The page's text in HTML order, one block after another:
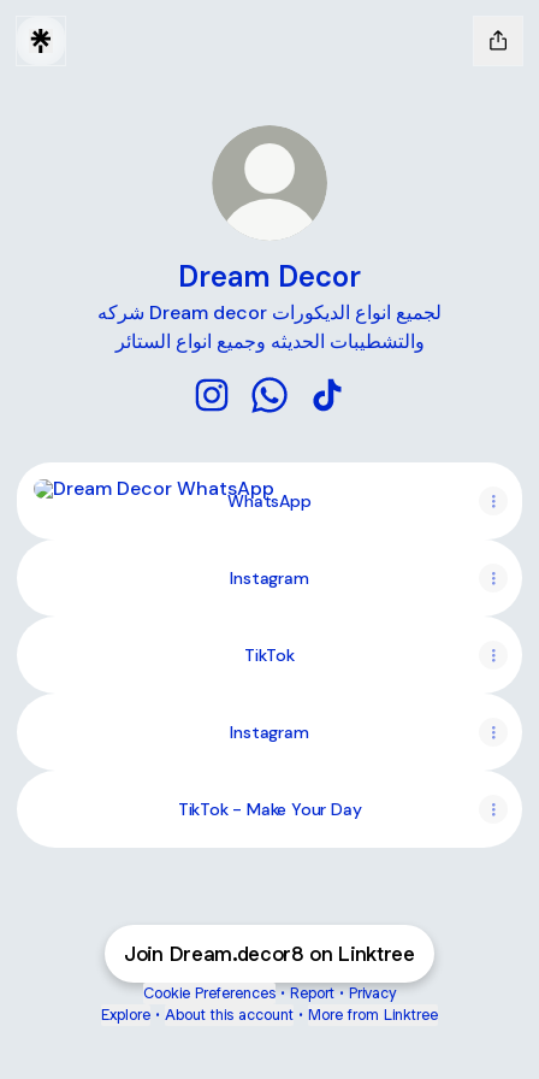
Dream Decor
شركه Dream decor لجميع انواع الديكورات
والتشطيبات الحديثه وجميع انواع الستائر
WhatsApp
WhatsApp
Instagram
TikTok
Instagram
TikTok - Make Your Day
Join Dream.decor8 on Linktree
Cookie Preferences • Report • Privacy
Explore • About this account • More from Linktree